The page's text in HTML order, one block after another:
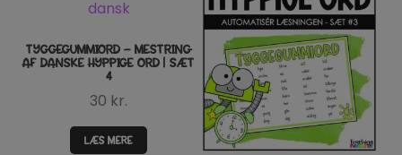
TYGGEGUMMIORD – MESTRING
AF DANSKE HYPPIGE ORD | SÆT
4
30 kr.
LÆS MERE